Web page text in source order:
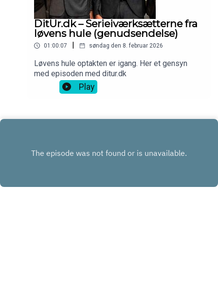
DitUr.dk – Serieiværksætterne fra
løvens hule (genudsendelse)
01:00:07 søndag den 8. februar 2026
Løvens hule optakten er igang. Her et gensyn
med episoden med ditur.dk
Play